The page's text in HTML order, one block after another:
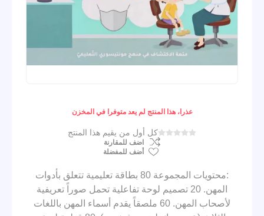
عذرا، هذا المنتج لم يعد متوفرا في المخزن
كل أول من يقيم هذا المنتج
اضف للمقارنة
أضف للمفضلة
:محتويات المجموعة 80 بطاقة تعليمية تتعلق بأدوات
المهن. 20 تصميم لوحة تفاعلية تحمل صوراً تعريفية
لأصحاب المهن. 60 ملصقاً يقدم أسماء المهن باللغات